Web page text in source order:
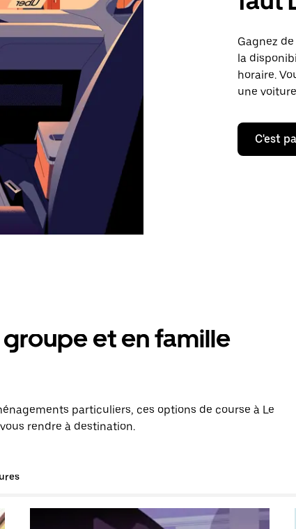
Gagnez
la
horaire.
une
C'est
et en famille
particuliers, ces options de course à Le
rendre à destination.